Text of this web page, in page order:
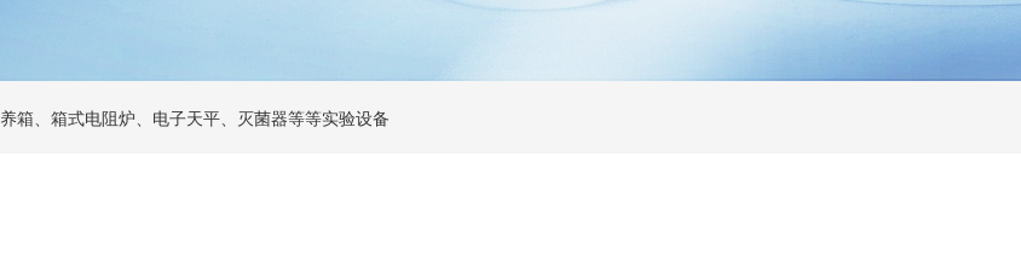
箱、箱式电阻炉、电子天平、灭菌器等等实验设备